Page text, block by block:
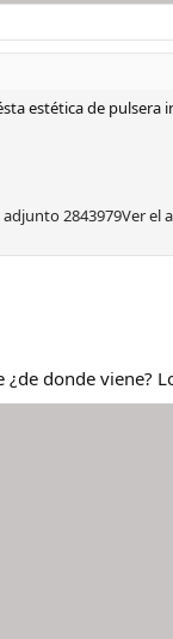
estética de pulsera
2843979Ver el
donde viene?